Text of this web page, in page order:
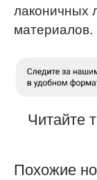
лаконичных
материалов.
Читайте
Похожие